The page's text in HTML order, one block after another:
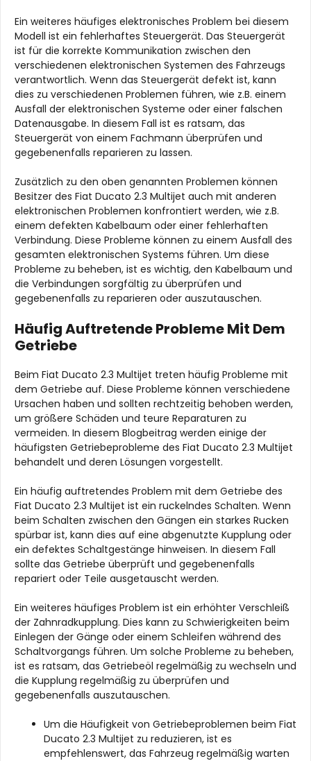
Ein weiteres häufiges elektronisches Problem bei diesem
Modell ist ein fehlerhaftes Steuergerät. Das Steuergerät
ist für die korrekte Kommunikation zwischen den
verschiedenen elektronischen Systemen des Fahrzeugs
verantwortlich. Wenn das Steuergerät defekt ist, kann
dies zu verschiedenen Problemen führen, wie z.B. einem
Ausfall der elektronischen Systeme oder einer falschen
Datenausgabe. In diesem Fall ist es ratsam, das
Steuergerät von einem Fachmann überprüfen und
gegebenenfalls reparieren zu lassen.
Zusätzlich zu den oben genannten Problemen können
Besitzer des Fiat Ducato 2.3 Multijet auch mit anderen
elektronischen Problemen konfrontiert werden, wie z.B.
einem defekten Kabelbaum oder einer fehlerhaften
Verbindung. Diese Probleme können zu einem Ausfall des
gesamten elektronischen Systems führen. Um diese
Probleme zu beheben, ist es wichtig, den Kabelbaum und
die Verbindungen sorgfältig zu überprüfen und
gegebenenfalls zu reparieren oder auszutauschen.
Häufig Auftretende Probleme Mit Dem
Getriebe
Beim Fiat Ducato 2.3 Multijet treten häufig Probleme mit
dem Getriebe auf. Diese Probleme können verschiedene
Ursachen haben und sollten rechtzeitig behoben werden,
um größere Schäden und teure Reparaturen zu
vermeiden. In diesem Blogbeitrag werden einige der
häufigsten Getriebeprobleme des Fiat Ducato 2.3 Multijet
behandelt und deren Lösungen vorgestellt.
Ein häufig auftretendes Problem mit dem Getriebe des
Fiat Ducato 2.3 Multijet ist ein ruckelndes Schalten. Wenn
beim Schalten zwischen den Gängen ein starkes Rucken
spürbar ist, kann dies auf eine abgenutzte Kupplung oder
ein defektes Schaltgestänge hinweisen. In diesem Fall
sollte das Getriebe überprüft und gegebenenfalls
repariert oder Teile ausgetauscht werden.
Ein weiteres häufiges Problem ist ein erhöhter Verschleiß
der Zahnradkupplung. Dies kann zu Schwierigkeiten beim
Einlegen der Gänge oder einem Schleifen während des
Schaltvorgangs führen. Um solche Probleme zu beheben,
ist es ratsam, das Getriebeöl regelmäßig zu wechseln und
die Kupplung regelmäßig zu überprüfen und
gegebenenfalls auszutauschen.
Um die Häufigkeit von Getriebeproblemen beim Fiat
Ducato 2.3 Multijet zu reduzieren, ist es
empfehlenswert, das Fahrzeug regelmäßig warten